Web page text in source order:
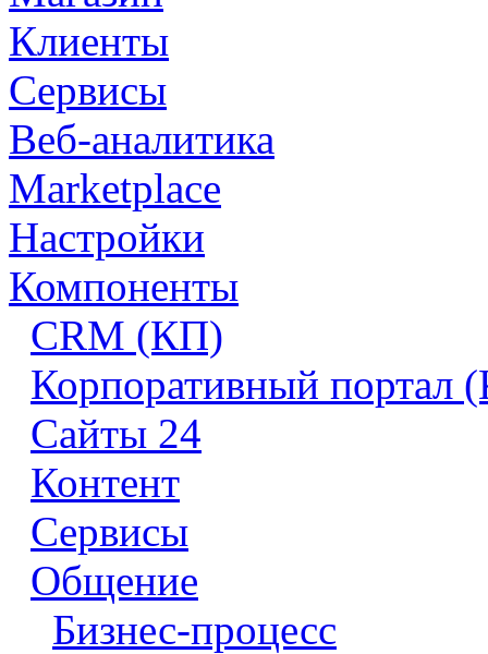
Клиенты
Сервисы
Веб-аналитика
Marketplace
Настройки
Компоненты
CRM (КП)
Корпоративный портал
Сайты 24
Контент
Сервисы
Общение
Бизнес-процесс